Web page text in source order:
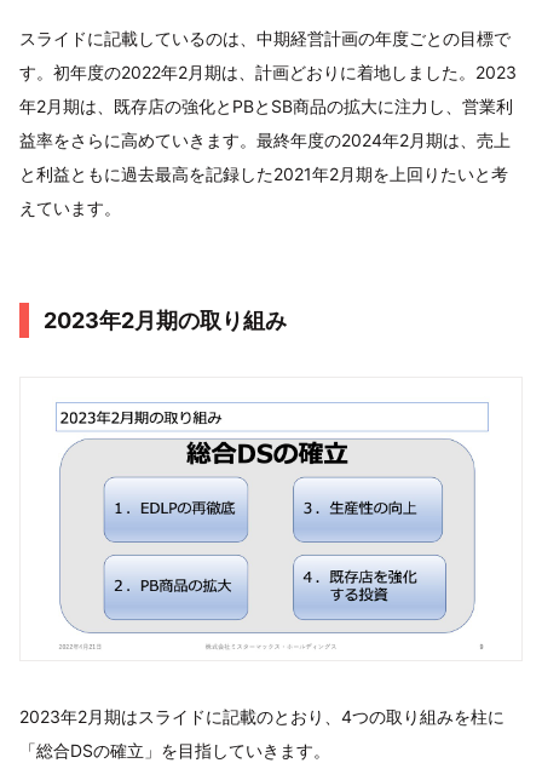
スライドに記載しているのは、中期経営計画の年度ごとの目標で
す。初年度の2022年2月期は、計画どおりに着地しました。2023
年2月期は、既存店の強化とPBとSB商品の拡大に注力し、営業利
益率をさらに高めていきます。最終年度の2024年2月期は、売上
と利益ともに過去最高を記録した2021年2月期を上回りたいと考
えています。
2023年2月期の取り組み
2023年2月期はスライドに記載のとおり、4つの取り組みを柱に
「総合DSの確立」を目指していきます。